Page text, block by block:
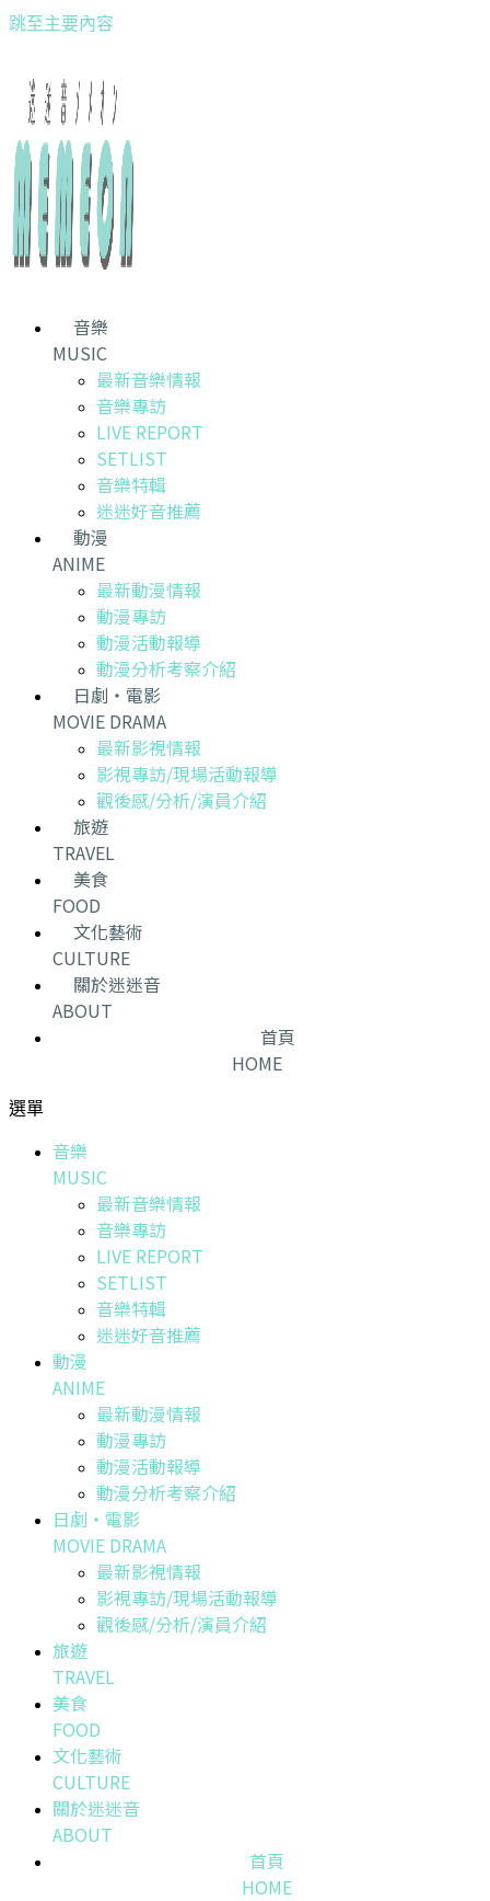
跳至主要內容
音樂
MUSIC
最新音樂情報
音樂專訪
LIVE REPORT
SETLIST
音樂特輯
迷迷好音推薦
動漫
ANIME
最新動漫情報
動漫專訪
動漫活動報導
動漫分析考察介紹
日劇・電影
MOVIE DRAMA
最新影視情報
影視專訪/現場活動報導
觀後感/分析/演員介紹
旅遊
TRAVEL
美食
FOOD
文化藝術
CULTURE
關於迷迷音
ABOUT
首頁
HOME
選單
音樂
MUSIC
最新音樂情報
音樂專訪
LIVE REPORT
SETLIST
音樂特輯
迷迷好音推薦
動漫
ANIME
最新動漫情報
動漫專訪
動漫活動報導
動漫分析考察介紹
日劇・電影
MOVIE DRAMA
最新影視情報
影視專訪/現場活動報導
觀後感/分析/演員介紹
旅遊
TRAVEL
美食
FOOD
文化藝術
CULTURE
關於迷迷音
ABOUT
首頁
HOME